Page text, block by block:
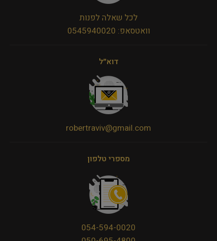
לכל שאלה לפנות
וואטסאפ: 0545940020
דוא״ל
robertraviv@gmail.com
מספרי טלפון
054-594-0020